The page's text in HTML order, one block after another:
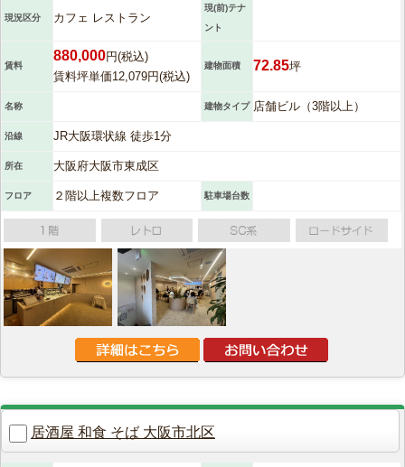
現況区分 カフェ レストラン
現(前)テナ
ント
賃料
880,000円(税込)
賃料坪単価12,079円(税込)
建物面積 72.85坪
名称 建物タイプ 店舗ビル（3階以上）
沿線 JR大阪環状線 徒歩1分
所在 大阪府大阪市東成区
フロア ２階以上複数フロア 駐車場台数
居酒屋 和食 そば 大阪市北区